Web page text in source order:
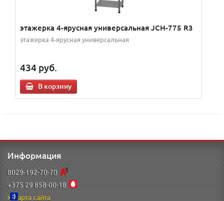
этажерка 4-ярусная универсальная JCH-775 R3
этажерка 4-ярусная универсальная
434 руб.
В корзину
Информация
8029-192-70-70
+375 29 858-00-18
Карта сайта